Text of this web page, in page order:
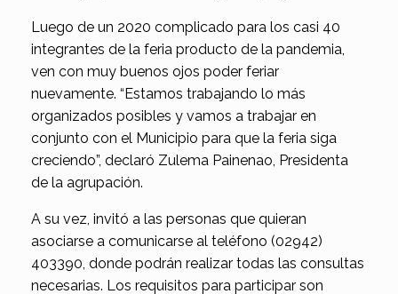
Luego de un 2020 complicado para los casi 40
integrantes de la feria producto de la pandemia,
ven con muy buenos ojos poder feriar
nuevamente. “Estamos trabajando lo más
organizados posibles y vamos a trabajar en
conjunto con el Municipio para que la feria siga
creciendo”, declaró Zulema Painenao, Presidenta
de la agrupación.
A su vez, invitó a las personas que quieran
asociarse a comunicarse al teléfono (02942)
403390, donde podrán realizar todas las consultas
necesarias. Los requisitos para participar son